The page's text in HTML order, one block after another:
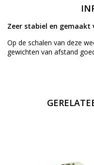
Zeer stabiel en gemaakt
Op de schalen van deze
gewichten van afstand